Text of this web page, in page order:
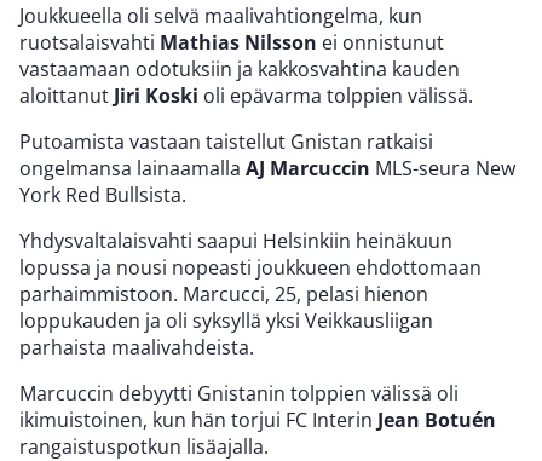
Joukkueella oli selvä maalivahtiongelma, kun
ruotsalaisvahti Mathias Nilsson ei onnistunut
vastaamaan odotuksiin ja kakkosvahtina kauden
aloittanut Jiri Koski oli epävarma tolppien välissä.
Putoamista vastaan taistellut Gnistan ratkaisi
ongelmansa lainaamalla AJ Marcuccin MLS-seura New
York Red Bullsista.
Yhdysvaltalaisvahti saapui Helsinkiin heinäkuun
lopussa ja nousi nopeasti joukkueen ehdottomaan
parhaimmistoon. Marcucci, 25, pelasi hienon
loppukauden ja oli syksyllä yksi Veikkausliigan
parhaista maalivahdeista.
Marcuccin debyytti Gnistanin tolppien välissä oli
ikimuistoinen, kun hän torjui FC Interin Jean Botuén
rangaistuspotkun lisäajalla.